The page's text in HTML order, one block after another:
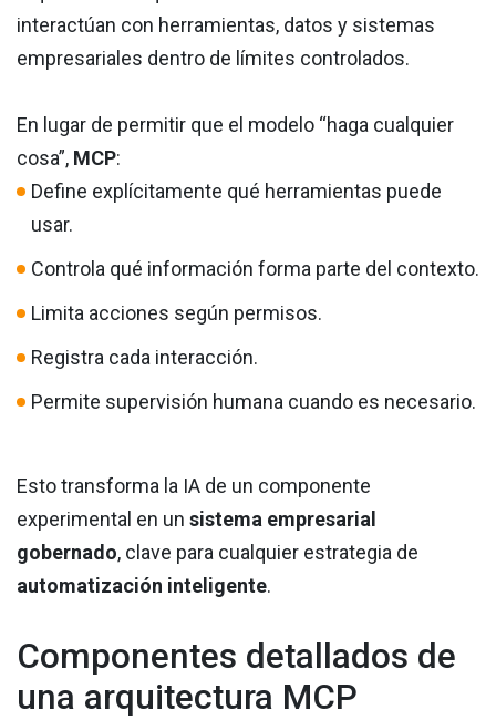
interactúan con herramientas, datos y sistemas
empresariales dentro de límites controlados.
En lugar de permitir que el modelo “haga cualquier
cosa”, MCP:
Define explícitamente qué herramientas puede
usar.
Controla qué información forma parte del contexto.
Limita acciones según permisos.
Registra cada interacción.
Permite supervisión humana cuando es necesario.
Esto transforma la IA de un componente
experimental en un sistema empresarial
gobernado, clave para cualquier estrategia de
automatización inteligente.
Componentes detallados de
una arquitectura MCP